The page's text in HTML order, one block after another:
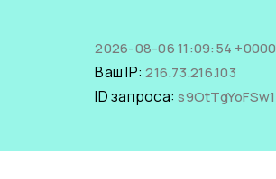
2026-08-06 11:09:54 +0000
Ваш IP:216.73.216.103
ID запроса:s9OtTgYoFSw1